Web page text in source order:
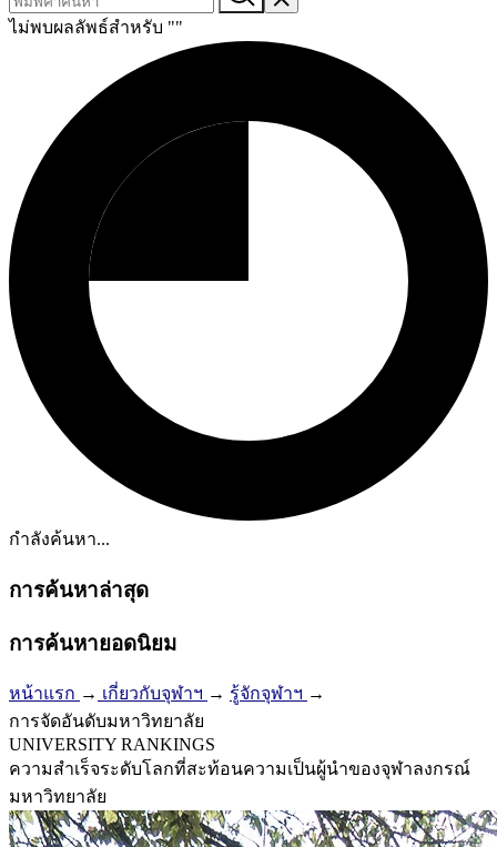
ไม่พบผลลัพธ์สำหรับ ""
กำลังค้นหา...
การค้นหาล่าสุด
การค้นหายอดนิยม
หน้าแรก → เกี่ยวกับจุฬาฯ → รู้จักจุฬาฯ →
การจัดอันดับมหาวิทยาลัย
UNIVERSITY RANKINGS
ความสำเร็จระดับโลกที่สะท้อนความเป็นผู้นำของจุฬาลงกรณ์
มหาวิทยาลัย